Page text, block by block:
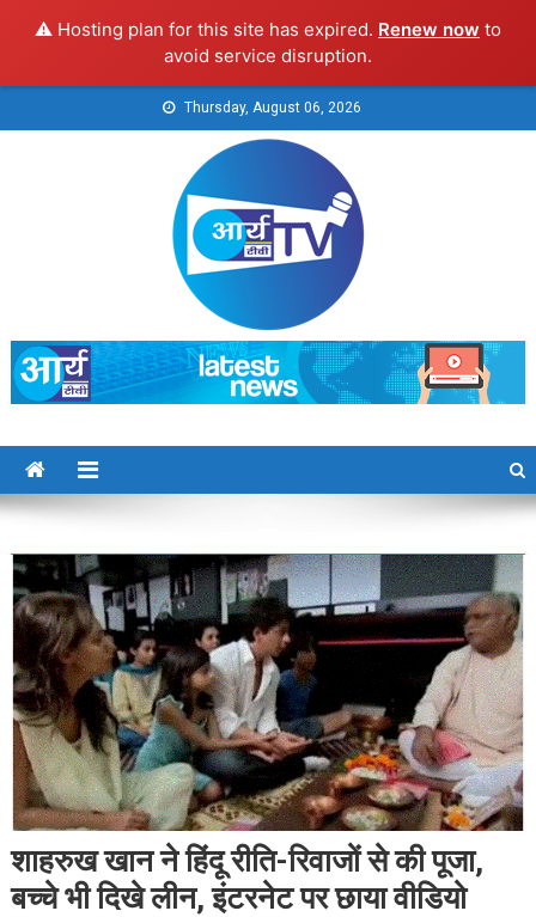
⚠️ Hosting plan for this site has expired. Renew now to
avoid service disruption.
to
Thursday, August 06, 2026
Arya TV
शाहरुख खान ने हिंदू रीति-रिवाजों से की पूजा,
बच्चे भी दिखे लीन, इंटरनेट पर छाया वीडियो